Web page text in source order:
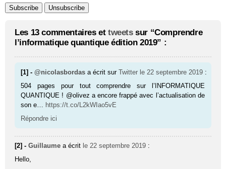
Les 13 commentaires et tweetssur “Comprendre
l’informatique quantique édition 2019” :
[1] -@nicolasbordas a écrit surTwitter le 22 septembre 2019 :
504 pages pour tout comprendre sur l’INFORMATIQUE
QUANTIQUE ! @olivez a encore frappé avec l’actualisation de
son e… https://t.co/L2kWIao5vE
Répondre ici
[2] -Guillaume a écrit le 22 septembre 2019 :
Hello,